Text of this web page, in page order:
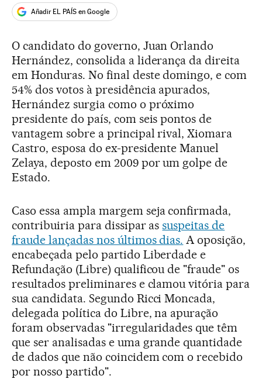
Añadir EL PAÍS en Google
O candidato do governo, Juan Orlando
Hernández, consolida a liderança da direita
em Honduras. No final deste domingo, e com
54% dos votos à presidência apurados,
Hernández surgia como o próximo
presidente do país, com seis pontos de
vantagem sobre a principal rival, Xiomara
Castro, esposa do ex-presidente Manuel
Zelaya, deposto em 2009 por um golpe de
Estado.
Caso essa ampla margem seja confirmada,
contribuiria para dissipar assuspeitas de
fraude lançadas nos últimos dias. A oposição,
encabeçada pelo partido Liberdade e
Refundação (Libre) qualificou de "fraude" os
resultados preliminares e clamou vitória para
sua candidata. Segundo Ricci Moncada,
delegada política do Libre, na apuração
foram observadas "irregularidades que têm
que ser analisadas e uma grande quantidade
de dados que não coincidem com o recebido
por nosso partido".